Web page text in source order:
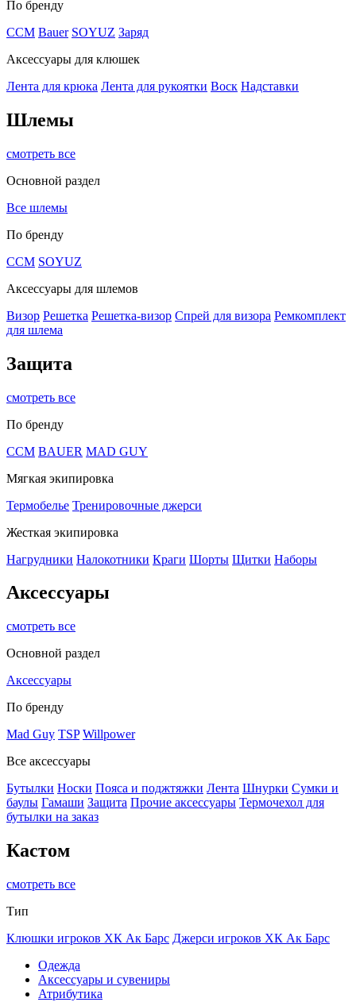
По бренду
CCM Bauer SOYUZ Заряд
Аксессуары для клюшек
Лента для крюка Лента для рукоятки Воск Надставки
Шлемы
смотреть все
Основной раздел
Все шлемы
По бренду
CCM SOYUZ
Аксессуары для шлемов
Визор Решетка Решетка-визор Спрей для визора Ремкомплект
для шлема
Защита
смотреть все
По бренду
CCM BAUER MAD GUY
Мягкая экипировка
Термобелье Тренировочные джерси
Жесткая экипировка
Нагрудники Налокотники Краги Шорты Щитки Наборы
Аксессуары
смотреть все
Основной раздел
Аксессуары
По бренду
Mad Guy TSP Willpower
Все аксессуары
Бутылки Носки Пояса и поджтяжки Лента Шнурки Сумки и
баулы Гамаши Защита Прочие аксессуары Термочехол для
бутылки на заказ
Кастом
смотреть все
Тип
Клюшки игроков ХК Ак Барс Джерси игроков ХК Ак Барс
Одежда
Аксессуары и сувениры
Атрибутика